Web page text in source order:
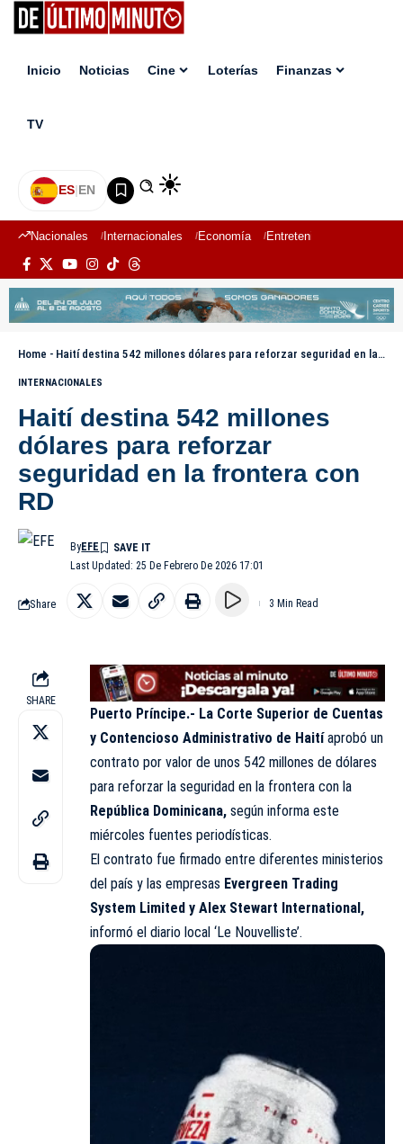
Inicio Noticias Cine Loterías Finanzas
TV
ES|EN
Nacionales Internacionales Economía Entretenimiento
Home - Haití destina 542 millones dólares para reforzar seguridad en la frontera con RD
INTERNACIONALES
Haití destina 542 millones
dólares para reforzar
seguridad en la frontera con
RD
Last Updated: 25 De Febrero De 2026 17:01
ByEFE
Share 3 Min Read
SHARE
Puerto Príncipe.- La Corte Superior de Cuentas
y Contencioso Administrativo de Haitíaprobó un
contrato por valor de unos 542 millones de dólares
para reforzar la seguridad en la frontera con la
República Dominicana, según informa este
miércoles fuentes periodísticas.
El contrato fue firmado entre diferentes ministerios
del país y las empresas Evergreen Trading
System Limited y Alex Stewart International,
informó el diario local ‘Le Nouvelliste’.